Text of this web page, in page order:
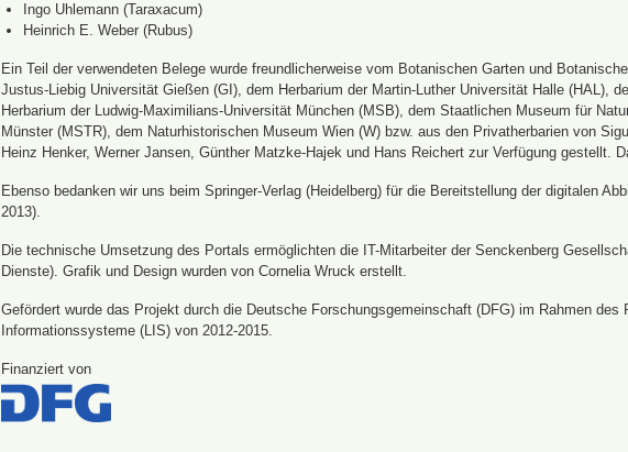
Ingo Uhlemann (Taraxacum)
Heinrich E. Weber (Rubus)
Ein Teil der verwendeten Belege wurde freundlicherweise vom Botanischen Garten und
Justus-Liebig Universität Gießen (GI), dem Herbarium der Martin-Luther Universität Halle (HAL),
Herbarium der Ludwig-Maximilians-Universität München (MSB), dem Staatlichen Museum für
Münster (MSTR), dem Naturhistorischen Museum Wien (W) bzw. aus den Privatherbarien von
Heinz Henker, Werner Jansen, Günther Matzke-Hajek und Hans Reichert zur Verfügung gestellt.
Ebenso bedanken wir uns beim Springer-Verlag (Heidelberg) für die Bereitstellung der digitalen
2013).
Die technische Umsetzung des Portals ermöglichten die IT-Mitarbeiter der Senckenberg
Dienste). Grafik und Design wurden von Cornelia Wruck erstellt.
Gefördert wurde das Projekt durch die Deutsche Forschungsgemeinschaft (DFG) im Rahmen
Informationssysteme (LIS) von 2012-2015.
Finanziert von